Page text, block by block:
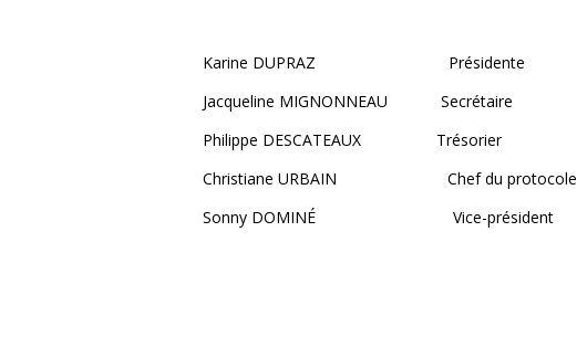
Karine DUPRAZ Présidente
Jacqueline MIGNONNEAU Secrétaire
Philippe DESCATEAUX Trésorier
Christiane URBAIN Chef du protocole
Sonny DOMINÉ Vice-président